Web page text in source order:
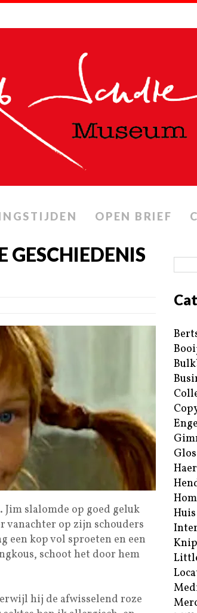
OPEN BRIEF
GESCHIEDENIS
slalomde op goed geluk
vanachter op zijn schouders
een kop vol sproeten en een
schoot het door hem
hij de afwisselend roze